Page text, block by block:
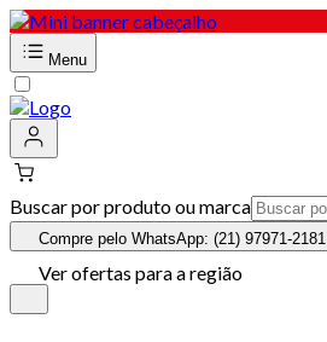
Menu
Buscar por produto ou marca
Compre pelo WhatsApp: (21) 97971-2181
Ver ofertas para a região